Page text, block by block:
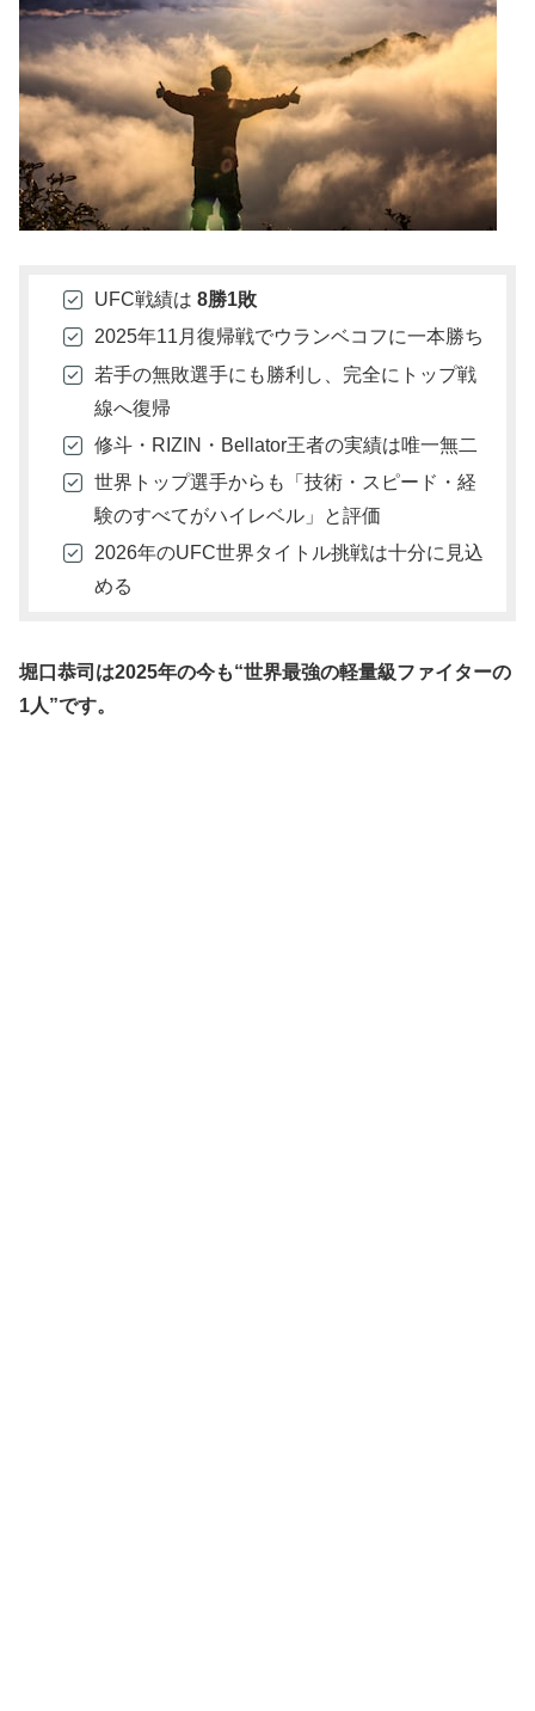
UFC戦績は 8勝1敗
2025年11月復帰戦でウランベコフに一本勝ち
若手の無敗選手にも勝利し、完全にトップ戦
線へ復帰
修斗・RIZIN・Bellator王者の実績は唯一無二
世界トップ選手からも「技術・スピード・経
験のすべてがハイレベル」と評価
2026年のUFC世界タイトル挑戦は十分に見込
める
堀口恭司は2025年の今も“世界最強の軽量級ファイターの
1人”です。